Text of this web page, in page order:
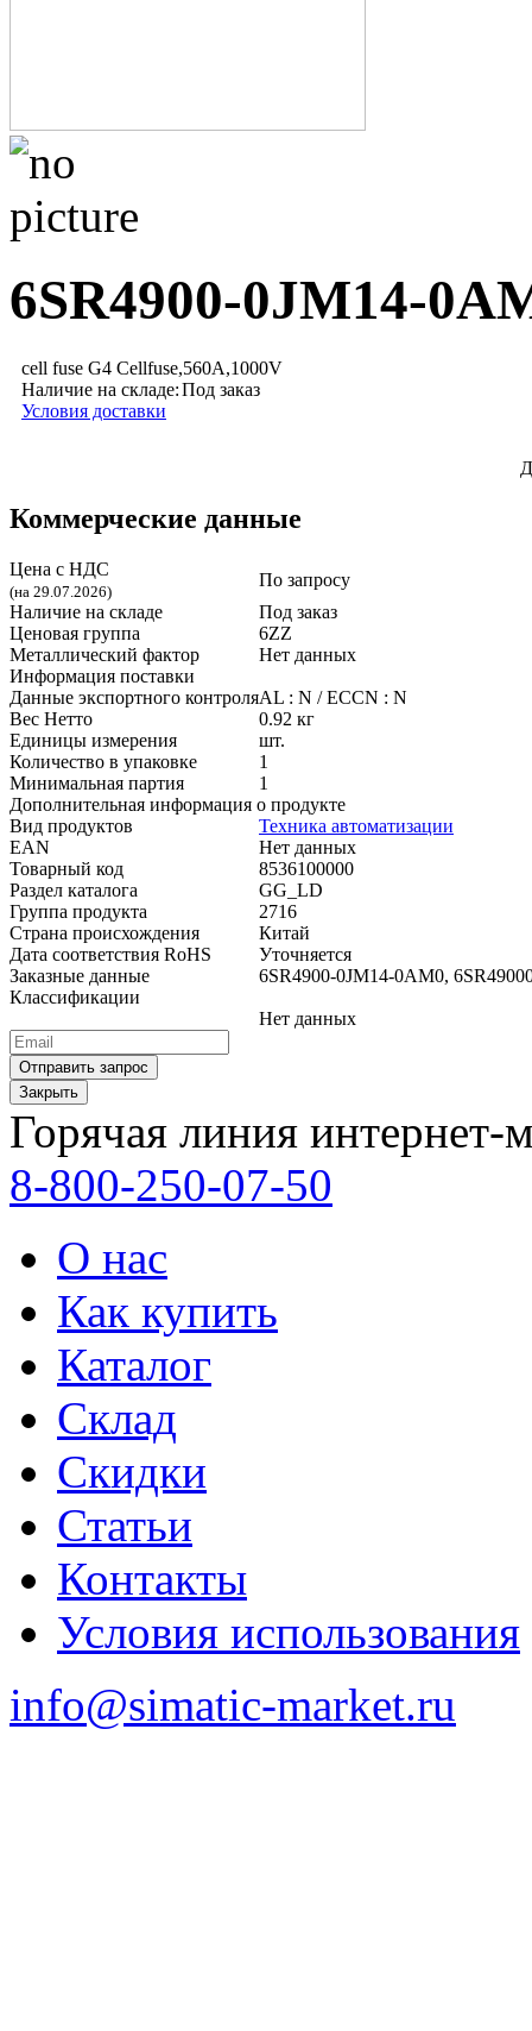
6SR4900-0JM14-
cell fuse G4 Cellfuse,560A,1000V
Наличие на складе:Под заказ
Условия доставки
Коммерческие данные
Цена с НДС
(на 29.07.2026)
По запросу
Наличие на складе
Под заказ
Ценовая группа
6ZZ
Металлический фактор
Нет данных
Информация поставки
Данные экспортного контроляAL : N / ECCN : N
Вес Нетто
0.92 кг
Единицы измерения
шт.
Количество в упаковке
1
Минимальная партия
1
Дополнительная информация о продукте
Вид продуктов
Техника автоматизации
EAN
Нет данных
Товарный код
8536100000
Раздел каталога
GG_LD
Группа продукта
2716
Страна происхождения
Китай
Дата соответствия RoHS
Уточняется
Заказные данные
6SR4900-0JM14-0AM0,
Классификации
Нет данных
Закрыть
Горячая линия интернет-
8-800-250-07-50
О нас
Как купить
Каталог
Склад
Скидки
Статьи
Контакты
Условия использования
info@simatic-market.ru